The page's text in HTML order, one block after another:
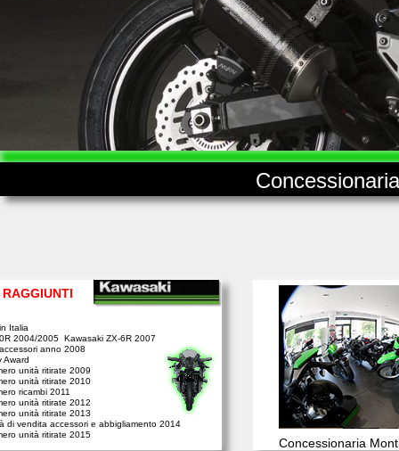
Italia
2004/2005 Kawasaki ZX-6R 2007
anno 2008
Award
unità ritirate 2009
unità ritirate 2010
ricambi 2011
unità ritirate 2012
unità ritirate 2013
di vendita accessori e abbigliamento 2014
unità ritirate 2015
Concessionaria